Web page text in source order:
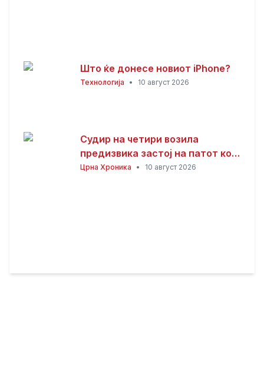
Што ќе донесе новиот iPhone?
Технологија • 10 август 2026
Судир на четири возила
предизвика застој на патот кон
Стража
Црна Хроника • 10 август 2026